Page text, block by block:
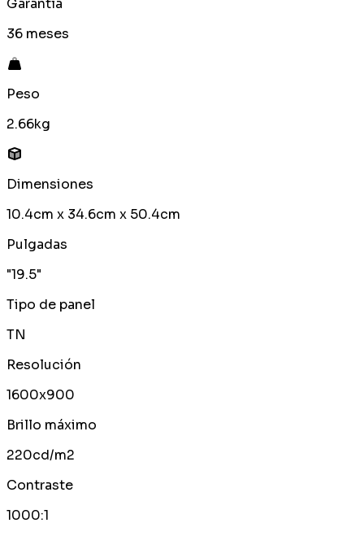
Garantía
36 meses
Peso
2.66kg
Dimensiones
10.4cm x 34.6cm x 50.4cm
Pulgadas
"19.5"
Tipo de panel
TN
Resolución
1600x900
Brillo máximo
220cd/m2
Contraste
1000:1